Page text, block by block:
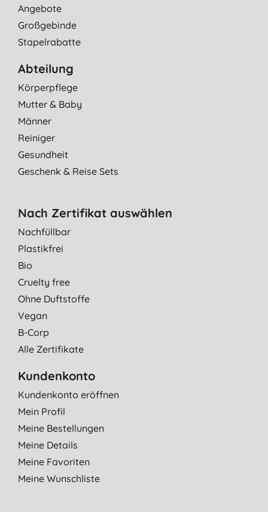
Angebote
Großgebinde
Stapelrabatte
Abteilung
Körperpflege
Mutter & Baby
Männer
Reiniger
Gesundheit
Geschenk & Reise Sets
Nach Zertifikat auswählen
Nachfüllbar
Plastikfrei
Bio
Cruelty free
Ohne Duftstoffe
Vegan
B-Corp
Alle Zertifikate
Kundenkonto
Kundenkonto eröffnen
Mein Profil
Meine Bestellungen
Meine Details
Meine Favoriten
Meine Wunschliste